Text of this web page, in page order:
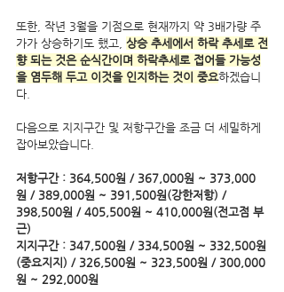
또한, 작년 3월을 기점으로 현재까지 약 3배가량 주
가가 상승하기도 했고, 상승 추세에서 하락 추세로 전
향 되는 것은 순식간이며 하락추세로 접어들 가능성
을 염두해 두고 이것을 인지하는 것이 중요하겠습니
다.
다음으로 지지구간 및 저항구간을 조금 더 세밀하게
잡아보았습니다.
저항구간 : 364,500원 / 367,000원 ~ 373,000
원 / 389,000원 ~ 391,500원(강한저항) /
398,500원 / 405,500원 ~ 410,000원(전고점 부
근)
지지구간 : 347,500원 / 334,500원 ~ 332,500원
(중요지지) / 326,500원 ~ 323,500원 / 300,000
원 ~ 292,000원